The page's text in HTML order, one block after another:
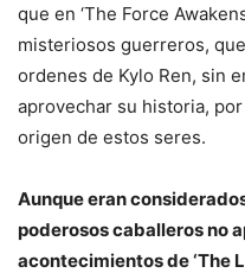
que en ‘The Force
misteriosos guerreros,
ordenes de Kylo Ren, sin
aprovechar su historia,
origen de estos seres.
Aunque eran
poderosos caballeros no
acontecimientos de ‘The